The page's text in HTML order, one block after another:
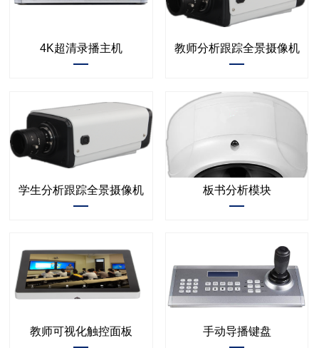
4K超清录播主机 教师分析跟踪全景摄像机
学生分析跟踪全景摄像机 板书分析模块
教师可视化触控面板 手动导播键盘